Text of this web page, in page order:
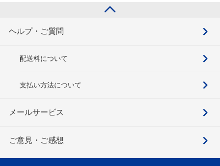
ヘルプ・ご質問
配送料について
支払い方法について
メールサービス
ご意見・ご感想